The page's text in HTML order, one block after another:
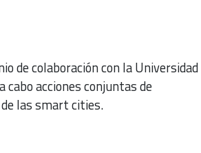
de colaboración con la Universidad
cabo acciones conjuntas de
las smart cities.